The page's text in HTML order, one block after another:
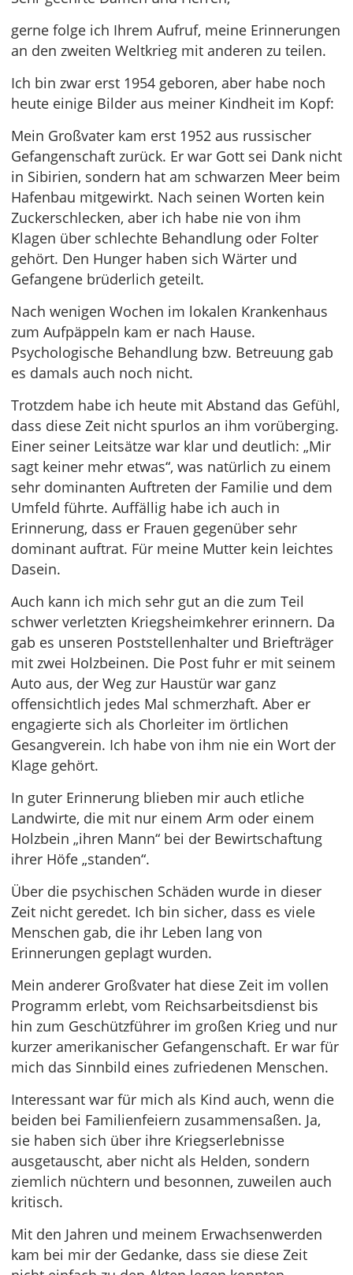
gerne folge ich Ihrem Aufruf, meine Erinnerungen
an den zweiten Weltkrieg mit anderen zu teilen.
Ich bin zwar erst 1954 geboren, aber habe noch
heute einige Bilder aus meiner Kindheit im Kopf:
Mein Großvater kam erst 1952 aus russischer
Gefangenschaft zurück. Er war Gott sei Dank nicht
in Sibirien, sondern hat am schwarzen Meer beim
Hafenbau mitgewirkt. Nach seinen Worten kein
Zuckerschlecken, aber ich habe nie von ihm
Klagen über schlechte Behandlung oder Folter
gehört. Den Hunger haben sich Wärter und
Gefangene brüderlich geteilt.
Nach wenigen Wochen im lokalen Krankenhaus
zum Aufpäppeln kam er nach Hause.
Psychologische Behandlung bzw. Betreuung gab
es damals auch noch nicht.
Trotzdem habe ich heute mit Abstand das Gefühl,
dass diese Zeit nicht spurlos an ihm vorüberging.
Einer seiner Leitsätze war klar und deutlich: „Mir
sagt keiner mehr etwas“, was natürlich zu einem
sehr dominanten Auftreten der Familie und dem
Umfeld führte. Auffällig habe ich auch in
Erinnerung, dass er Frauen gegenüber sehr
dominant auftrat. Für meine Mutter kein leichtes
Dasein.
Auch kann ich mich sehr gut an die zum Teil
schwer verletzten Kriegsheimkehrer erinnern. Da
gab es unseren Poststellenhalter und Briefträger
mit zwei Holzbeinen. Die Post fuhr er mit seinem
Auto aus, der Weg zur Haustür war ganz
offensichtlich jedes Mal schmerzhaft. Aber er
engagierte sich als Chorleiter im örtlichen
Gesangverein. Ich habe von ihm nie ein Wort der
Klage gehört.
In guter Erinnerung blieben mir auch etliche
Landwirte, die mit nur einem Arm oder einem
Holzbein „ihren Mann“ bei der Bewirtschaftung
ihrer Höfe „standen“.
Über die psychischen Schäden wurde in dieser
Zeit nicht geredet. Ich bin sicher, dass es viele
Menschen gab, die ihr Leben lang von
Erinnerungen geplagt wurden.
Mein anderer Großvater hat diese Zeit im vollen
Programm erlebt, vom Reichsarbeitsdienst bis
hin zum Geschützführer im großen Krieg und nur
kurzer amerikanischer Gefangenschaft. Er war für
mich das Sinnbild eines zufriedenen Menschen.
Interessant war für mich als Kind auch, wenn die
beiden bei Familienfeiern zusammensaßen. Ja,
sie haben sich über ihre Kriegserlebnisse
ausgetauscht, aber nicht als Helden, sondern
ziemlich nüchtern und besonnen, zuweilen auch
kritisch.
Mit den Jahren und meinem Erwachsenwerden
kam bei mir der Gedanke, dass sie diese Zeit